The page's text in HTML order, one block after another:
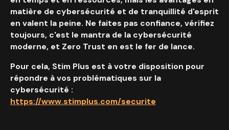
matière de cybersécurité et de tranquillité d'esprit
en valent la peine. Ne faites pas confiance, vérifiez
toujours, c'est le mantra de la cybersécurité
moderne, et Zero Trust en est le fer de lance.
Pour cela, Stim Plus est à votre disposition pour
répondre à vos problématiques sur la
cybersécurité :
https://www.stimplus.com/securite